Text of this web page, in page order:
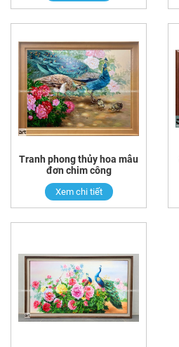
Tranh phong thủy hoa mẫu
đơn chim công
Xem chi tiết